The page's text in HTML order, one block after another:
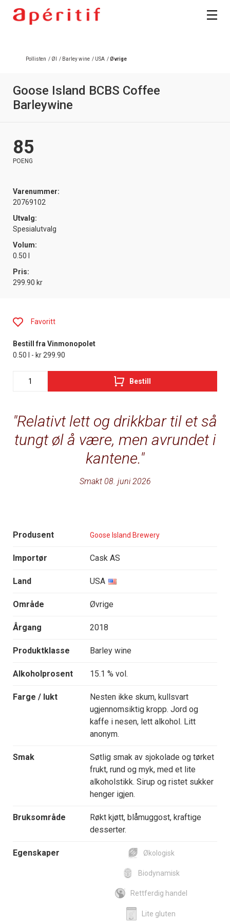
Pollisten / Øl / Barley wine / USA /Øvrige
Goose Island BCBS Coffee
Barleywine
85
POENG
Varenummer:
20769102
Utvalg:
Spesialutvalg
Volum:
0.50 l
Pris:
299.90 kr
Relativt lett og drikkbar til et så
tungt øl å være, men avrundet i
kantene.
Smakt 08. juni 2026
Produsent Goose Island Brewery
Importør Cask AS
Land USA
Område Øvrige
Årgang 2018
Produktklasse Barley wine
Alkoholprosent 15.1 % vol.
Farge / lukt
Nesten ikke skum, kullsvart
ugjennomsiktig kropp. Jord og
kaffe i nesen, lett alkohol. Litt
anonym.
Smak
Søtlig smak av sjokolade og tørket
frukt, rund og myk, med et lite
alkoholstikk. Sirup og ristet sukker
henger igjen.
Bruksområde
Røkt kjøtt, blåmuggost, kraftige
desserter.
Egenskaper Økologisk
Biodynamisk
Rettferdig handel
Lite gluten
Favoritt
Bestill fra Vinmonopolet
0.50 l - kr 299.90
Bestill